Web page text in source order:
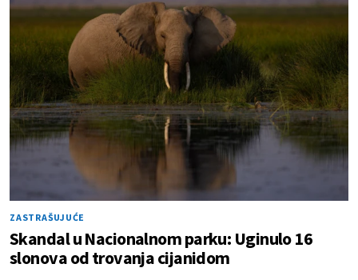
ZASTRAŠUJUĆE
Skandal u Nacionalnom parku: Uginulo 16
slonova od trovanja cijanidom